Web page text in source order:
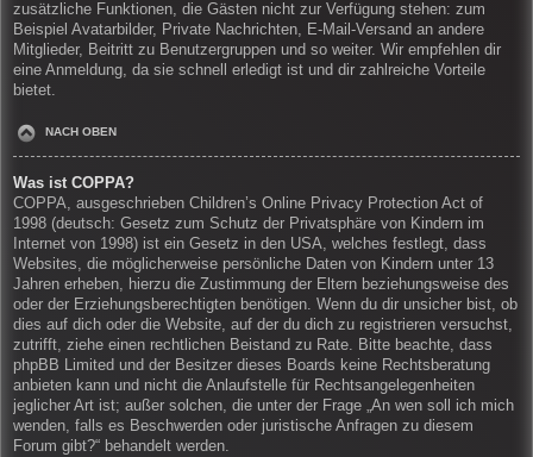
zusätzliche Funktionen, die Gästen nicht zur Verfügung stehen: zum
Beispiel Avatarbilder, Private Nachrichten, E-Mail-Versand an andere
Mitglieder, Beitritt zu Benutzergruppen und so weiter. Wir empfehlen dir
eine Anmeldung, da sie schnell erledigt ist und dir zahlreiche Vorteile
bietet.
NACH OBEN
Was ist COPPA?
COPPA, ausgeschrieben Children’s Online Privacy Protection Act of
1998 (deutsch: Gesetz zum Schutz der Privatsphäre von Kindern im
Internet von 1998) ist ein Gesetz in den USA, welches festlegt, dass
Websites, die möglicherweise persönliche Daten von Kindern unter 13
Jahren erheben, hierzu die Zustimmung der Eltern beziehungsweise des
oder der Erziehungsberechtigten benötigen. Wenn du dir unsicher bist, ob
dies auf dich oder die Website, auf der du dich zu registrieren versuchst,
zutrifft, ziehe einen rechtlichen Beistand zu Rate. Bitte beachte, dass
phpBB Limited und der Besitzer dieses Boards keine Rechtsberatung
anbieten kann und nicht die Anlaufstelle für Rechtsangelegenheiten
jeglicher Art ist; außer solchen, die unter der Frage „An wen soll ich mich
wenden, falls es Beschwerden oder juristische Anfragen zu diesem
Forum gibt?“ behandelt werden.